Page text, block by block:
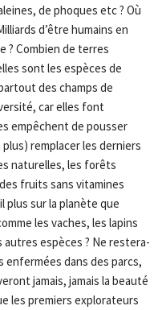
de phoques etc ? Où
d’être humains en
? Combien de terres
sont les espèces de
des champs de
car elles font
empêchent de pousser
remplacer les derniers
naturelles, les forêts
fruits sans vitamines
plus sur la planète que
les vaches, les lapins
espèces ? Ne restera-
dans des parcs,
jamais, jamais la beauté
les premiers explorateurs